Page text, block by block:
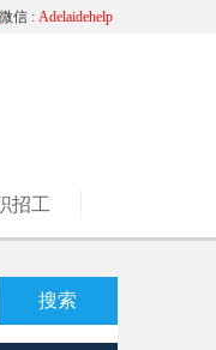
微信 : Adelaidehelp
招工
搜索